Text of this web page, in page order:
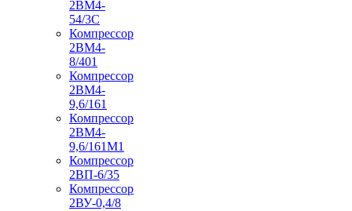
2ВМ4-
54/3С
Компрессор
2ВМ4-
8/401
Компрессор
2ВМ4-
9,6/161
Компрессор
2ВМ4-
9,6/161М1
Компрессор
2ВП-6/35
Компрессор
2ВУ-0,4/8